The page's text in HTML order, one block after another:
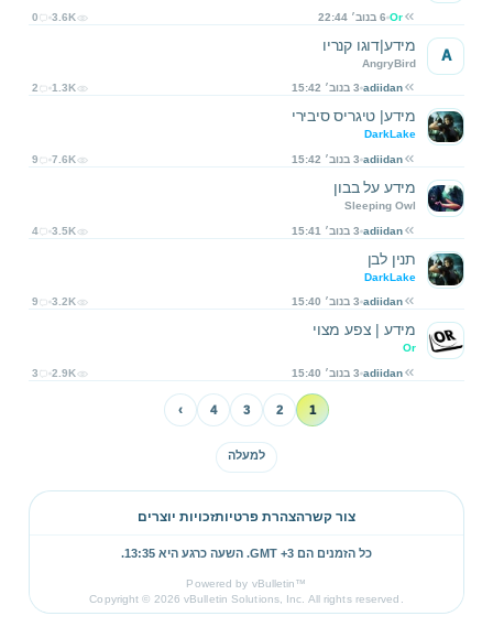
Or 6 בנוב׳ 22:44 0 3.6K
מידע|דוגו קנריו
AngryBird
adiidan 3 בנוב׳ 15:42 2 1.3K
A
מידע| טיגריס סיבירי
DarkLake
adiidan 3 בנוב׳ 15:42 9 7.6K
מידע על בבון
Sleeping Owl
adiidan 3 בנוב׳ 15:41 4 3.5K
תנין לבן
DarkLake
adiidan 3 בנוב׳ 15:40 9 3.2K
מידע | צפע מצוי
Or
adiidan 3 בנוב׳ 15:40 3 2.9K
1
2
3
4
›
למעלה
צור קשרהצהרת פרטיותזכויות יוצרים
כל הזמנים הם GMT +3. השעה כרגע היא 13:35
.
Powered by vBulletin™
Copyright © 2026 vBulletin Solutions, Inc. All rights reserved.